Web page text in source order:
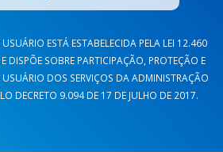
ESTÁ ESTABELECIDA PELA LEI 12.460
DISPÕE SOBRE PARTICIPAÇÃO, PROTEÇÃO E
DOS SERVIÇOS DA ADMINISTRAÇÃO
DECRETO 9.094 DE 17 DE JULHO DE 2017.